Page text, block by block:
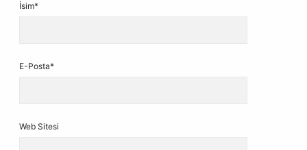
İsim*
E-Posta*
Web Sitesi